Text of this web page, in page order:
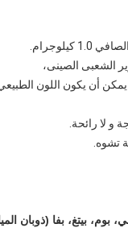
بوم، بيتغ، بفا (ذوبان